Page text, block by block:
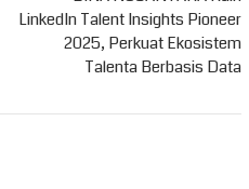
LinkedIn Talent Insights Pioneer
2025, Perkuat Ekosistem
Talenta Berbasis Data